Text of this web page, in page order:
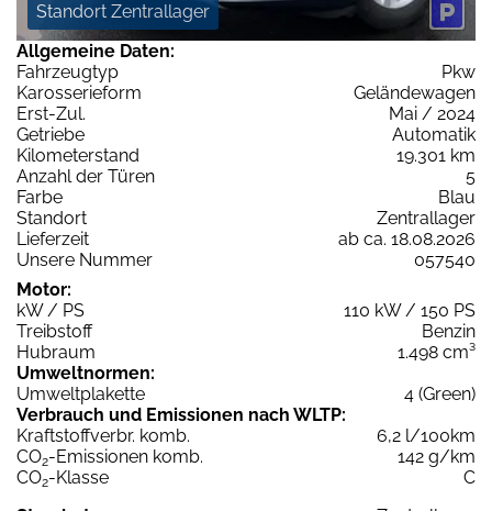
Standort Zentrallager
Allgemeine Daten:
Fahrzeugtyp
Pkw
Karosserieform
Geländewagen
Erst-Zul.
Mai / 2024
Getriebe
Automatik
Kilometerstand
19.301 km
Anzahl der Türen
5
Farbe
Blau
Standort
Zentrallager
Lieferzeit
ab ca. 18.08.2026
Unsere Nummer
057540
Motor:
kW / PS
110 kW / 150 PS
Treibstoff
Benzin
Hubraum
1.498 cm³
Umweltnormen:
Umweltplakette
4 (Green)
Verbrauch und Emissionen nach WLTP:
Kraftstoffverbr. komb.
6,2 l/100km
CO2-Emissionen komb.
142 g/km
CO2-Klasse
C